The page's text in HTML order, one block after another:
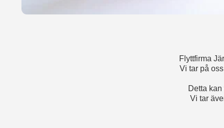
Flyttfirma
Vi tar på
Detta
Vi tar